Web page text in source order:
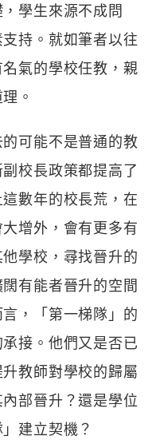
學生來源不成問
持。就如筆者以往
氣的學校任教，親
。
可能不是普通的教
校長政策都提高了
數年的校長荒，在
增外，會有更多有
學校，尋找晉升的
有能者晉升的空間
，「第一梯隊」的
接。他們又是否已
教師對學校的歸屬
部晉升？還是學位
建立契機？